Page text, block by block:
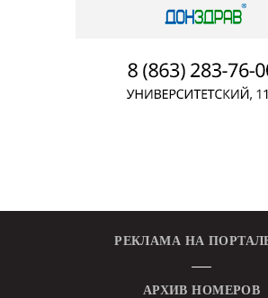
РЕКЛАМА НА
АРХИВ НОМЕРОВ